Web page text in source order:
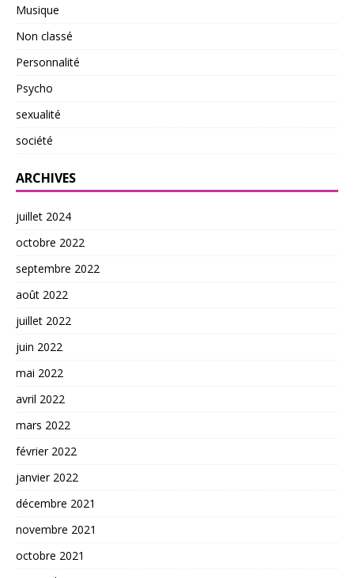
Musique
Non classé
Personnalité
Psycho
sexualité
société
ARCHIVES
juillet 2024
octobre 2022
septembre 2022
août 2022
juillet 2022
juin 2022
mai 2022
avril 2022
mars 2022
février 2022
janvier 2022
décembre 2021
novembre 2021
octobre 2021